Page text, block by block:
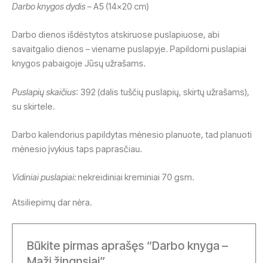
Darbo knygos dydis– A5 (14×20 cm)
Darbo dienos išdėstytos atskiruose puslapiuose, abi
savaitgalio dienos – viename puslapyje. Papildomi puslapiai
knygos pabaigoje Jūsų užrašams.
Puslapių skaičius: 392 (dalis tuščių puslapių, skirtų užrašams),
su skirtele.
Darbo kalendorius papildytas mėnesio planuote, tad planuoti
mėnesio įvykius taps paprasčiau.
Vidiniai puslapiai:nekreidiniai kreminiai 70 gsm.
Atsiliepimų dar nėra.
Būkite pirmas aprašęs “Darbo knyga –